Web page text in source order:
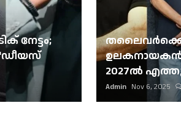
നേട്ടം;
ഉലകനായകന്‍,
2027ല്‍
Admin Nov 6, 2025